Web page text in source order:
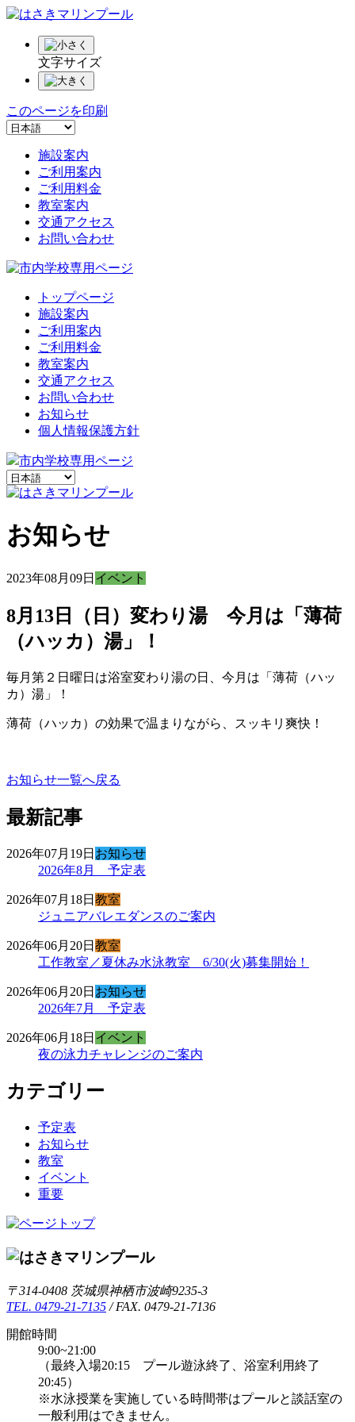
文字サイズ
このページを印刷
施設案内
ご利用案内
ご利用料金
教室案内
交通アクセス
お問い合わせ
トップページ
施設案内
ご利用案内
ご利用料金
教室案内
交通アクセス
お問い合わせ
お知らせ
個人情報保護方針
市内学校専用ページ
お知らせ
2023年08月09日 イベント
8月13日（日）変わり湯 今月は「薄荷
（ハッカ）湯」！
毎月第２日曜日は浴室変わり湯の日、今月は「薄荷（ハッ
カ）湯」！
薄荷（ハッカ）の効果で温まりながら、スッキリ爽快！
お知らせ一覧へ戻る
最新記事
2026年07月19日 お知らせ
2026年8月 予定表
2026年07月18日 教室
ジュニアバレエダンスのご案内
2026年06月20日 教室
工作教室／夏休み水泳教室 6/30(火)募集開始！
2026年06月20日 お知らせ
2026年7月 予定表
2026年06月18日 イベント
夜の泳力チャレンジのご案内
カテゴリー
予定表
お知らせ
教室
イベント
重要
〒314-0408 茨城県神栖市波崎9235-3
TEL. 0479-21-7135 / FAX. 0479-21-7136
開館時間
9:00~21:00
（最終入場20:15 プール遊泳終了、浴室利用終了
20:45）
※水泳授業を実施している時間帯はプールと談話室の
一般利用はできません。